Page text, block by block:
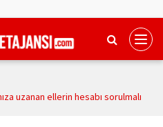
uzanan ellerin hesabı sorulmalı